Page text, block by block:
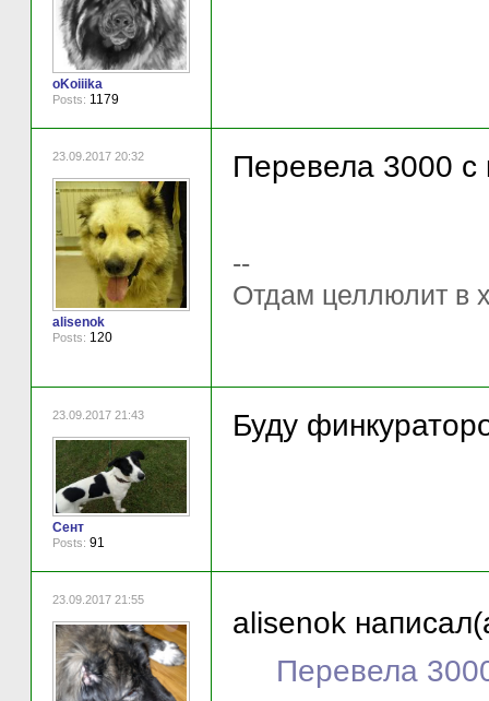
oKoiiika
Posts: 1179
23.09.2017 20:32
alisenok
Posts: 120
Перевела 3000 с
--
Отдам целлюлит в
23.09.2017 21:43
Сент
Posts: 91
Буду
23.09.2017 21:55
alisenok
Перевела